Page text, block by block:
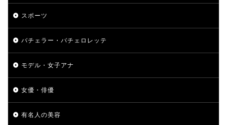
スポーツ
バチェラー・バチェロレッテ
モデル・女子アナ
女優・俳優
有名人の美容